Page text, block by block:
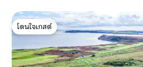
โดนใจเกสต์
โดนใจเกสต์